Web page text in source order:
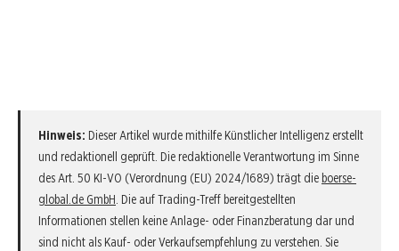
Hinweis: Dieser Artikel wurde mithilfe Künstlicher Intelligenz erstellt
und redaktionell geprüft. Die redaktionelle Verantwortung im Sinne
des Art. 50 KI-VO (Verordnung (EU) 2024/1689) trägt die boerse-
global.de GmbH . Die auf Trading-Treff bereitgestellten
Informationen stellen keine Anlage- oder Finanzberatung dar und
sind nicht als Kauf- oder Verkaufsempfehlung zu verstehen. Sie